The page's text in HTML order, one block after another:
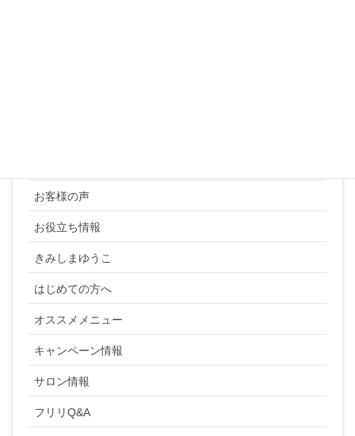
お客様の声
お役立ち情報
きみしまゆうこ
はじめての方へ
オススメメニュー
キャンペーン情報
サロン情報
フリリQ&A